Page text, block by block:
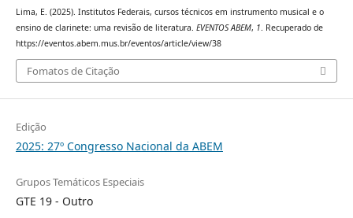
Lima, E. (2025). Institutos Federais, cursos técnicos em instrumento musical e o
ensino de clarinete: uma revisão de literatura. EVENTOS ABEM, 1 . Recuperado de
https://eventos.abem.mus.br/eventos/article/view/38
Fomatos de Citação
Edição
2025: 27º Congresso Nacional da ABEM
Grupos Temáticos Especiais
GTE 19 - Outro